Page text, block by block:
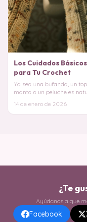
Los Cuidados Básicos
para Tu Crochet
Ya sea una bufanda, un
manta o un peluche es
y en bu
14 de enero de 2026
¿Te
Ayúdanos a que
Facebook